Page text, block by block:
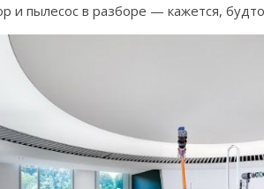
и пылесос в разборе — кажется,